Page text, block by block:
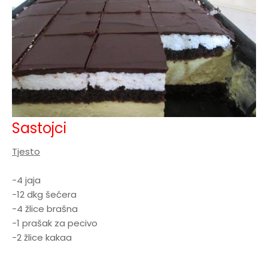
Sastojci
Tjesto
-4 jaja
-12 dkg šećera
-4 žlice brašna
-1 prašak za pecivo
-2 žlice kakaa